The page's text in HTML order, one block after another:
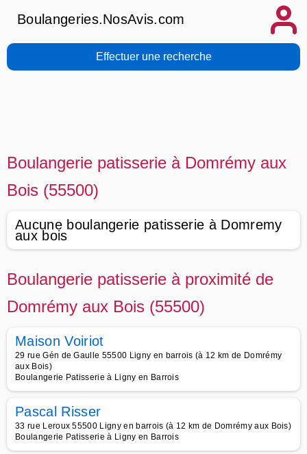
Boulangeries.NosAvis.com
Effectuer une recherche
Boulangerie patisserie à Domrémy aux
Bois (55500)
Aucune boulangerie patisserie à Domremy
aux bois
Boulangerie patisserie à proximité de
Domrémy aux Bois (55500)
Maison Voiriot
29 rue Gén de Gaulle 55500 Ligny en barrois (à 12 km de Domrémy
aux Bois)
Boulangerie Patisserie à Ligny en Barrois
Pascal Risser
33 rue Leroux 55500 Ligny en barrois (à 12 km de Domrémy aux Bois)
Boulangerie Patisserie à Ligny en Barrois